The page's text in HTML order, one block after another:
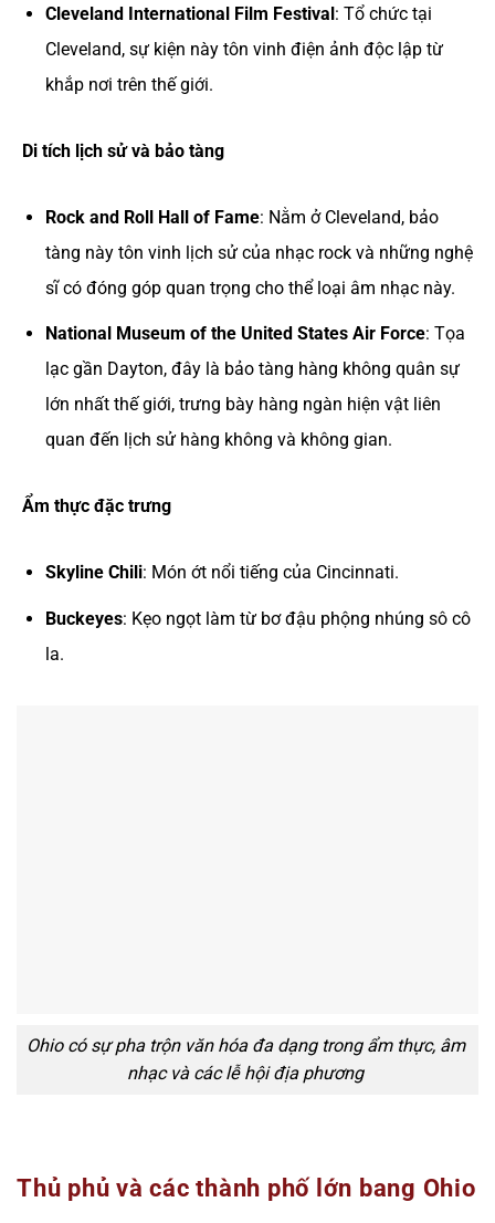
Cleveland International Film Festival: Tổ chức tại
Cleveland, sự kiện này tôn vinh điện ảnh độc lập từ
khắp nơi trên thế giới.
Di tích lịch sử và bảo tàng
Rock and Roll Hall of Fame: Nằm ở Cleveland, bảo
tàng này tôn vinh lịch sử của nhạc rock và những nghệ
sĩ có đóng góp quan trọng cho thể loại âm nhạc này.
National Museum of the United States Air Force: Tọa
lạc gần Dayton, đây là bảo tàng hàng không quân sự
lớn nhất thế giới, trưng bày hàng ngàn hiện vật liên
quan đến lịch sử hàng không và không gian.
Ẩm thực đặc trưng
Skyline Chili: Món ớt nổi tiếng của Cincinnati.
Buckeyes: Kẹo ngọt làm từ bơ đậu phộng nhúng sô cô
la.
Ohio có sự pha trộn văn hóa đa dạng trong ẩm thực, âm
nhạc và các lễ hội địa phương
Thủ phủ và các thành phố lớn bang Ohio